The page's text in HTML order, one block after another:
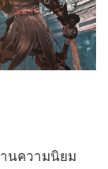
นความนิยม